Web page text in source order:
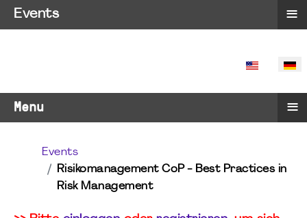
SPRACHE
Menu ≡
Events
Risikomanagement CoP - Best Practices in
Risk Management
Events ≡